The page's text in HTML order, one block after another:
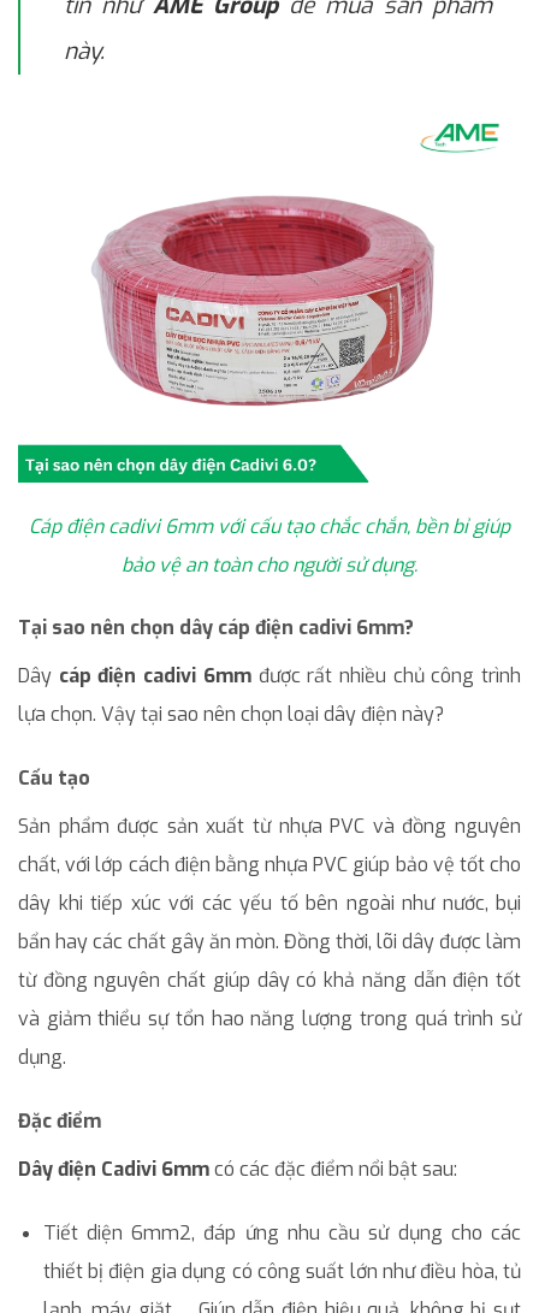
này.
Cáp điện cadivi 6mm với cấu tạo chắc chắn, bền bỉ giúp
bảo vệ an toàn cho người sử dụng.
Tại sao nên chọn dây cáp điện cadivi 6mm?
Dây cáp điện cadivi 6mmđược rất nhiều chủ công trình
lựa chọn. Vậy tại sao nên chọn loại dây điện này?
Cấu tạo
Sản phẩm được sản xuất từ nhựa PVC và đồng nguyên
chất, với lớp cách điện bằng nhựa PVC giúp bảo vệ tốt cho
dây khi tiếp xúc với các yếu tố bên ngoài như nước, bụi
bẩn hay các chất gây ăn mòn. Đồng thời, lõi dây được làm
từ đồng nguyên chất giúp dây có khả năng dẫn điện tốt
và giảm thiểu sự tổn hao năng lượng trong quá trình sử
dụng.
Đặc điểm
Dây điện Cadivi 6mmcó các đặc điểm nổi bật sau:
Tiết diện 6mm2, đáp ứng nhu cầu sử dụng cho các
thiết bị điện gia dụng có công suất lớn như điều hòa, tủ